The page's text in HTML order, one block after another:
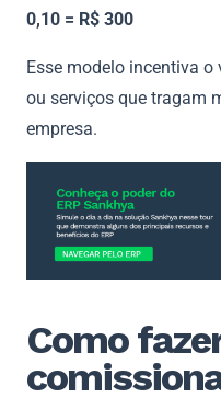
0,10 = R$ 300
Esse modelo incentiva
ou serviços que tragam
empresa.
Como